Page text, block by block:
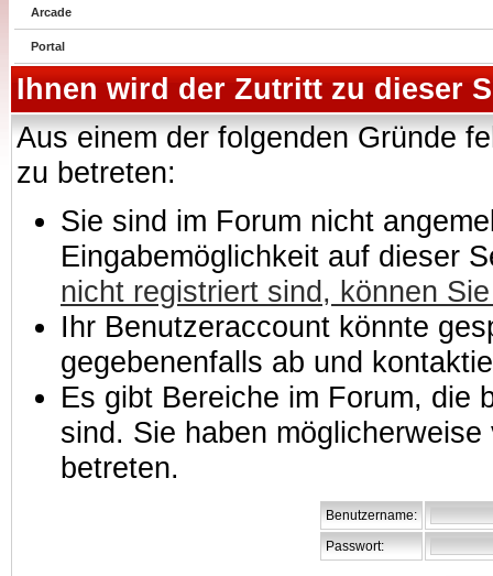
Arcade
Portal
Ihnen wird der Zutritt zu dieser
Aus einem der folgenden Gründe
zu betreten:
Sie sind im Forum nicht
Eingabemöglichkeit auf dieser
nicht registriert sind, können
Ihr Benutzeraccount könnte
gegebenenfalls ab und
Es gibt Bereiche im Forum, die
sind. Sie haben
betreten.
Benutzername:
Passwort: